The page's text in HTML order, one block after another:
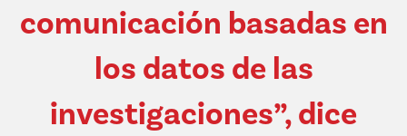
comunicación basadas en
los datos de las
investigaciones”, dice